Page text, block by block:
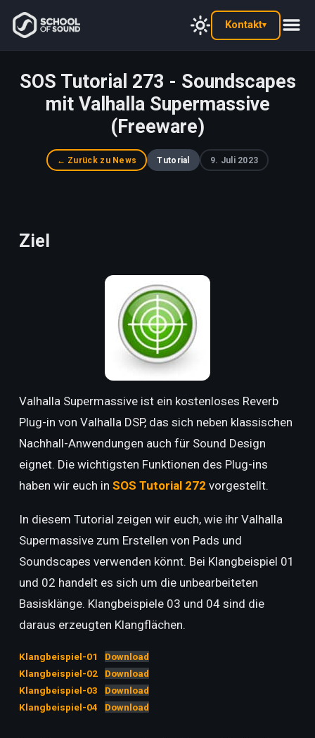
Kontakt▾
SOS Tutorial 273 - Soundscapes
mit Valhalla Supermassive
(Freeware)
← Zurück zu News Tutorial 9. Juli 2023
Ziel
Valhalla Supermassive ist ein kostenloses Reverb
Plug-in von Valhalla DSP, das sich neben klassischen
Nachhall-Anwendungen auch für Sound Design
eignet. Die wichtigsten Funktionen des Plug-ins
haben wir euch in SOS Tutorial 272 vorgestellt.
In diesem Tutorial zeigen wir euch, wie ihr Valhalla
Supermassive zum Erstellen von Pads und
Soundscapes verwenden könnt. Bei Klangbeispiel 01
und 02 handelt es sich um die unbearbeiteten
Basisklänge. Klangbeispiele 03 und 04 sind die
daraus erzeugten Klangflächen.
Klangbeispiel-01
Download
Klangbeispiel-02
Download
Klangbeispiel-03
Download
Klangbeispiel-04
Download